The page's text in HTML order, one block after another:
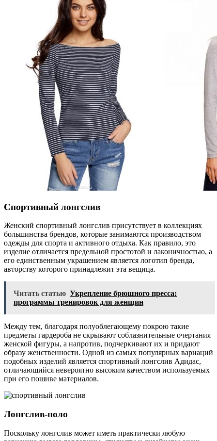
Спортивный лонгслив
Женский спортивный лонгслив присутствует в коллекциях
большинства брендов, которые занимаются производством
одежды для спорта и активного отдыха. Как правило, это
изделие отличается предельной простотой и лаконичностью, а
его единственным украшением является логотип бренда,
авторству которого принадлежит эта вещица.
Читать статью Укрепление брюшного пресса:
программы тренировок для женщин
Между тем, благодаря полуоблегающему покрою такие
предметы гардероба не скрывают соблазнительные очертания
женской фигуры, а напротив, подчеркивают их и придают
образу женственности. Одной из самых популярных вариаций
подобных изделий является спортивный лонгслив Адидас,
отличающийся невероятно высоким качеством используемых
при его пошиве материалов.
Лонгслив-поло
Поскольку лонгслив может иметь практически любую